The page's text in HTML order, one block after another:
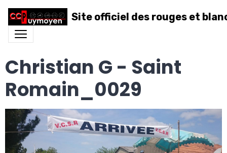
Site officiel des rouges et
Christian G - Saint
Romain_0029